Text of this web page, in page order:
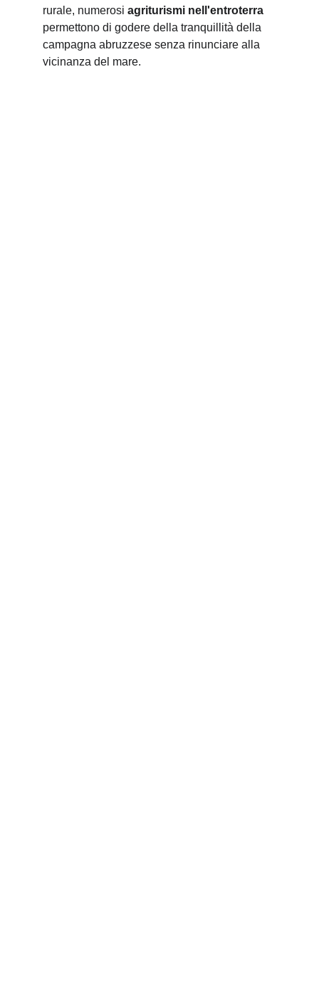
rurale, numerosi agriturismi nell'entroterra
permettono di godere della tranquillità della
campagna abruzzese senza rinunciare alla
vicinanza del mare.